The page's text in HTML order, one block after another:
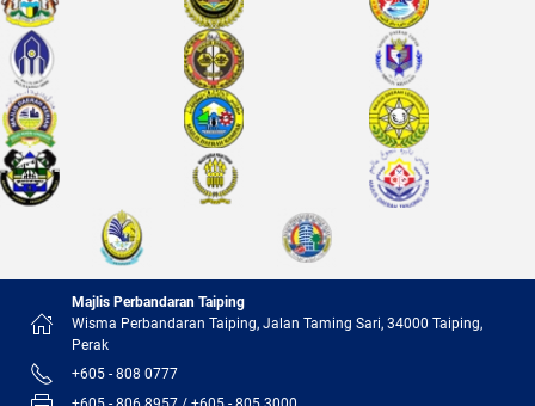
Majlis Perbandaran Taiping
Wisma Perbandaran Taiping, Jalan Taming Sari, 34000 Taiping,
Perak
+605 - 808 0777